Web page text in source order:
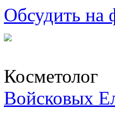
Обсудить на
Косметолог
Войсковых